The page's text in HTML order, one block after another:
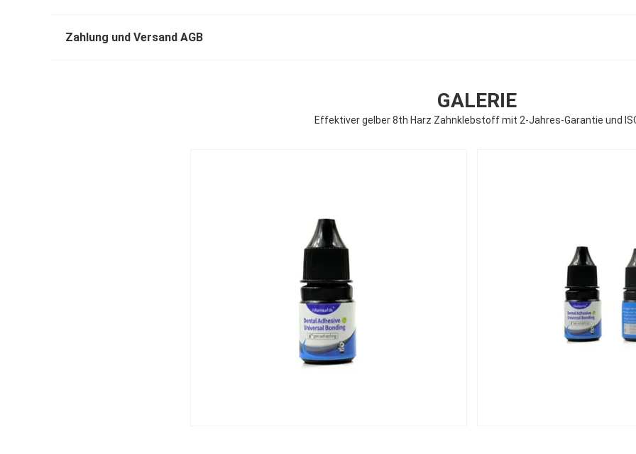
Zahlung und Versand AGB
GALERIE
Effektiver gelber 8th Harz Zahnklebstoff mit 2-Jahres-Garantie und